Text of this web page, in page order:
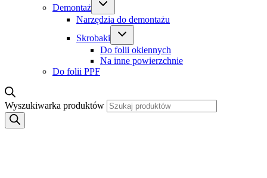
Demontaż
Narzędzia do demontażu
Skrobaki
Do folii okiennych
Na inne powierzchnie
Do folii PPF
Wyszukiwarka produktów